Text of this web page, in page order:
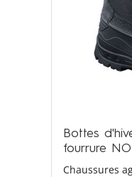
Bottes
fourrure
Chaussures